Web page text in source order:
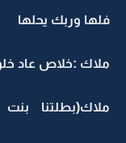
فلها وربك يحلها
ملاك :خلاص عاد
ملاك(بطلتنا